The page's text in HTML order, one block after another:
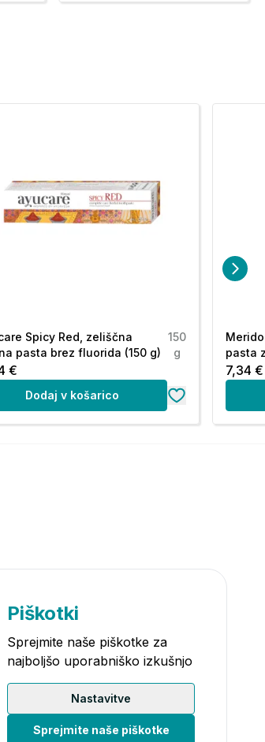
Spicy Red, zeliščna
pasta brez fluorida (150 g)
150
g
€
Dodaj v košarico
pasta
7,34 €
Piškotki
Sprejmite naše piškotke za
najboljšo uporabniško izkušnjo
Nastavitve
Sprejmite naše piškotke